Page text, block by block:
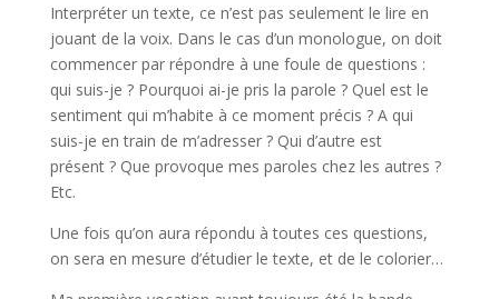
Interpréter un texte, ce n’est pas seulement le lire en
jouant de la voix. Dans le cas d’un monologue, on doit
commencer par répondre à une foule de questions :
qui suis-je ? Pourquoi ai-je pris la parole ? Quel est le
sentiment qui m’habite à ce moment précis ? A qui
suis-je en train de m’adresser ? Qui d’autre est
présent ? Que provoque mes paroles chez les autres ?
Etc.
Une fois qu’on aura répondu à toutes ces questions,
on sera en mesure d’étudier le texte, et de le colorier…